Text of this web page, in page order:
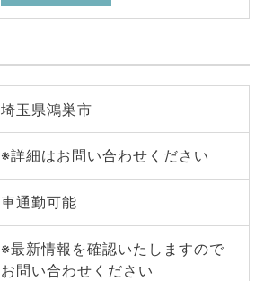
埼玉県鴻巣市
※詳細はお問い合わせください
車通勤可能
※最新情報を確認いたしますので
お問い合わせください